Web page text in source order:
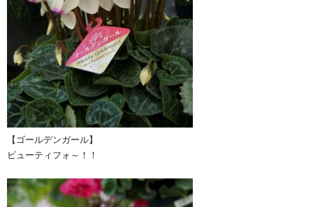
【ゴールデンガール】
ビューティフォ～！！